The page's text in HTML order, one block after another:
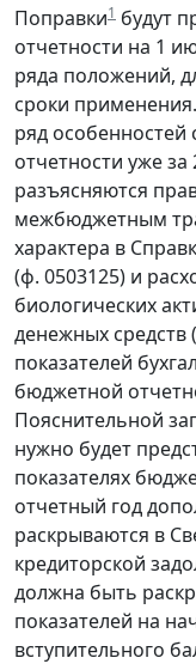
Поправки1 будут
отчетности на 1
ряда положений,
сроки
ряд особенностей
отчетности уже за
разъясняются
межбюджетным
характера в
(ф. 0503125) и
биологических
денежных средств
показателей
бюджетной
Пояснительной
нужно будет
показателях
отчетный год
раскрываются в
кредиторской
должна быть
показателей на
вступительного